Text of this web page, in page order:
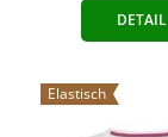
DETAIL
Elastisch